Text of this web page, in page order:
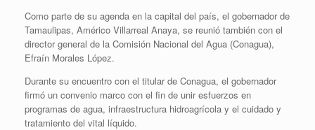
Como parte de su agenda en la capital del país, el gobernador de
Tamaulipas, Américo Villarreal Anaya, se reunió también con el
director general de la Comisión Nacional del Agua (Conagua),
Efraín Morales López.
Durante su encuentro con el titular de Conagua, el gobernador
firmó un convenio marco con el fin de unir esfuerzos en
programas de agua, infraestructura hidroagrícola y el cuidado y
tratamiento del vital líquido.